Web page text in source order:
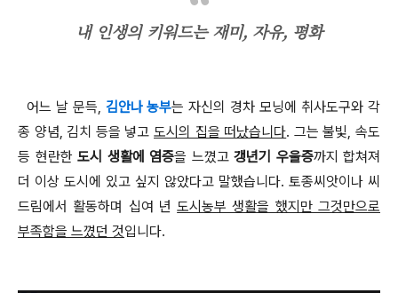
내 인생의 키워드는 재미, 자유, 평화
어느 날 문득, 김안나 농부는 자신의 경차 모닝에 취사도구와 각
종 양념, 김치 등을 넣고도시의 집을 떠났습니다. 그는 불빛,속도
등 현란한 도시 생활에 염증을 느꼈고 갱년기 우울증까지 합쳐져
더 이상 도시에 있고 싶지 않았다고 말했습니다. 토종씨앗이나 씨
드림에서 활동하며 십여 년도시농부 생활을 했지만 그것만으로
부족함을 느꼈던 것입니다.